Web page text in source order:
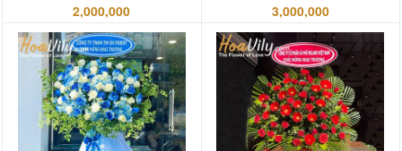
2,000,000 3,000,000